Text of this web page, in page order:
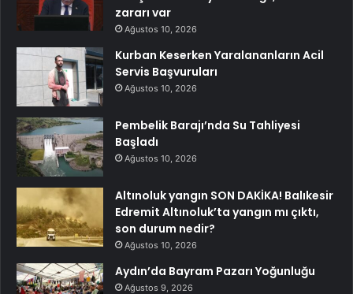
zararı var
Ağustos 10, 2026
Kurban Keserken Yaralananların Acil
Servis Başvuruları
Ağustos 10, 2026
Pembelik Barajı’nda Su Tahliyesi
Başladı
Ağustos 10, 2026
Altınoluk yangın SON DAKİKA! Balıkesir
Edremit Altınoluk’ta yangın mı çıktı,
son durum nedir?
Ağustos 10, 2026
Aydın’da Bayram Pazarı Yoğunluğu
Ağustos 9, 2026